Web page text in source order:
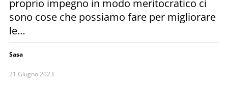
proprio impegno in modo meritocratico ci
sono cose che possiamo fare per migliorare
le…
Sasa
21 Giugno 2023